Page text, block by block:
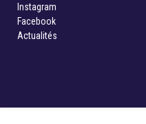
Instagram
Facebook
Actualités